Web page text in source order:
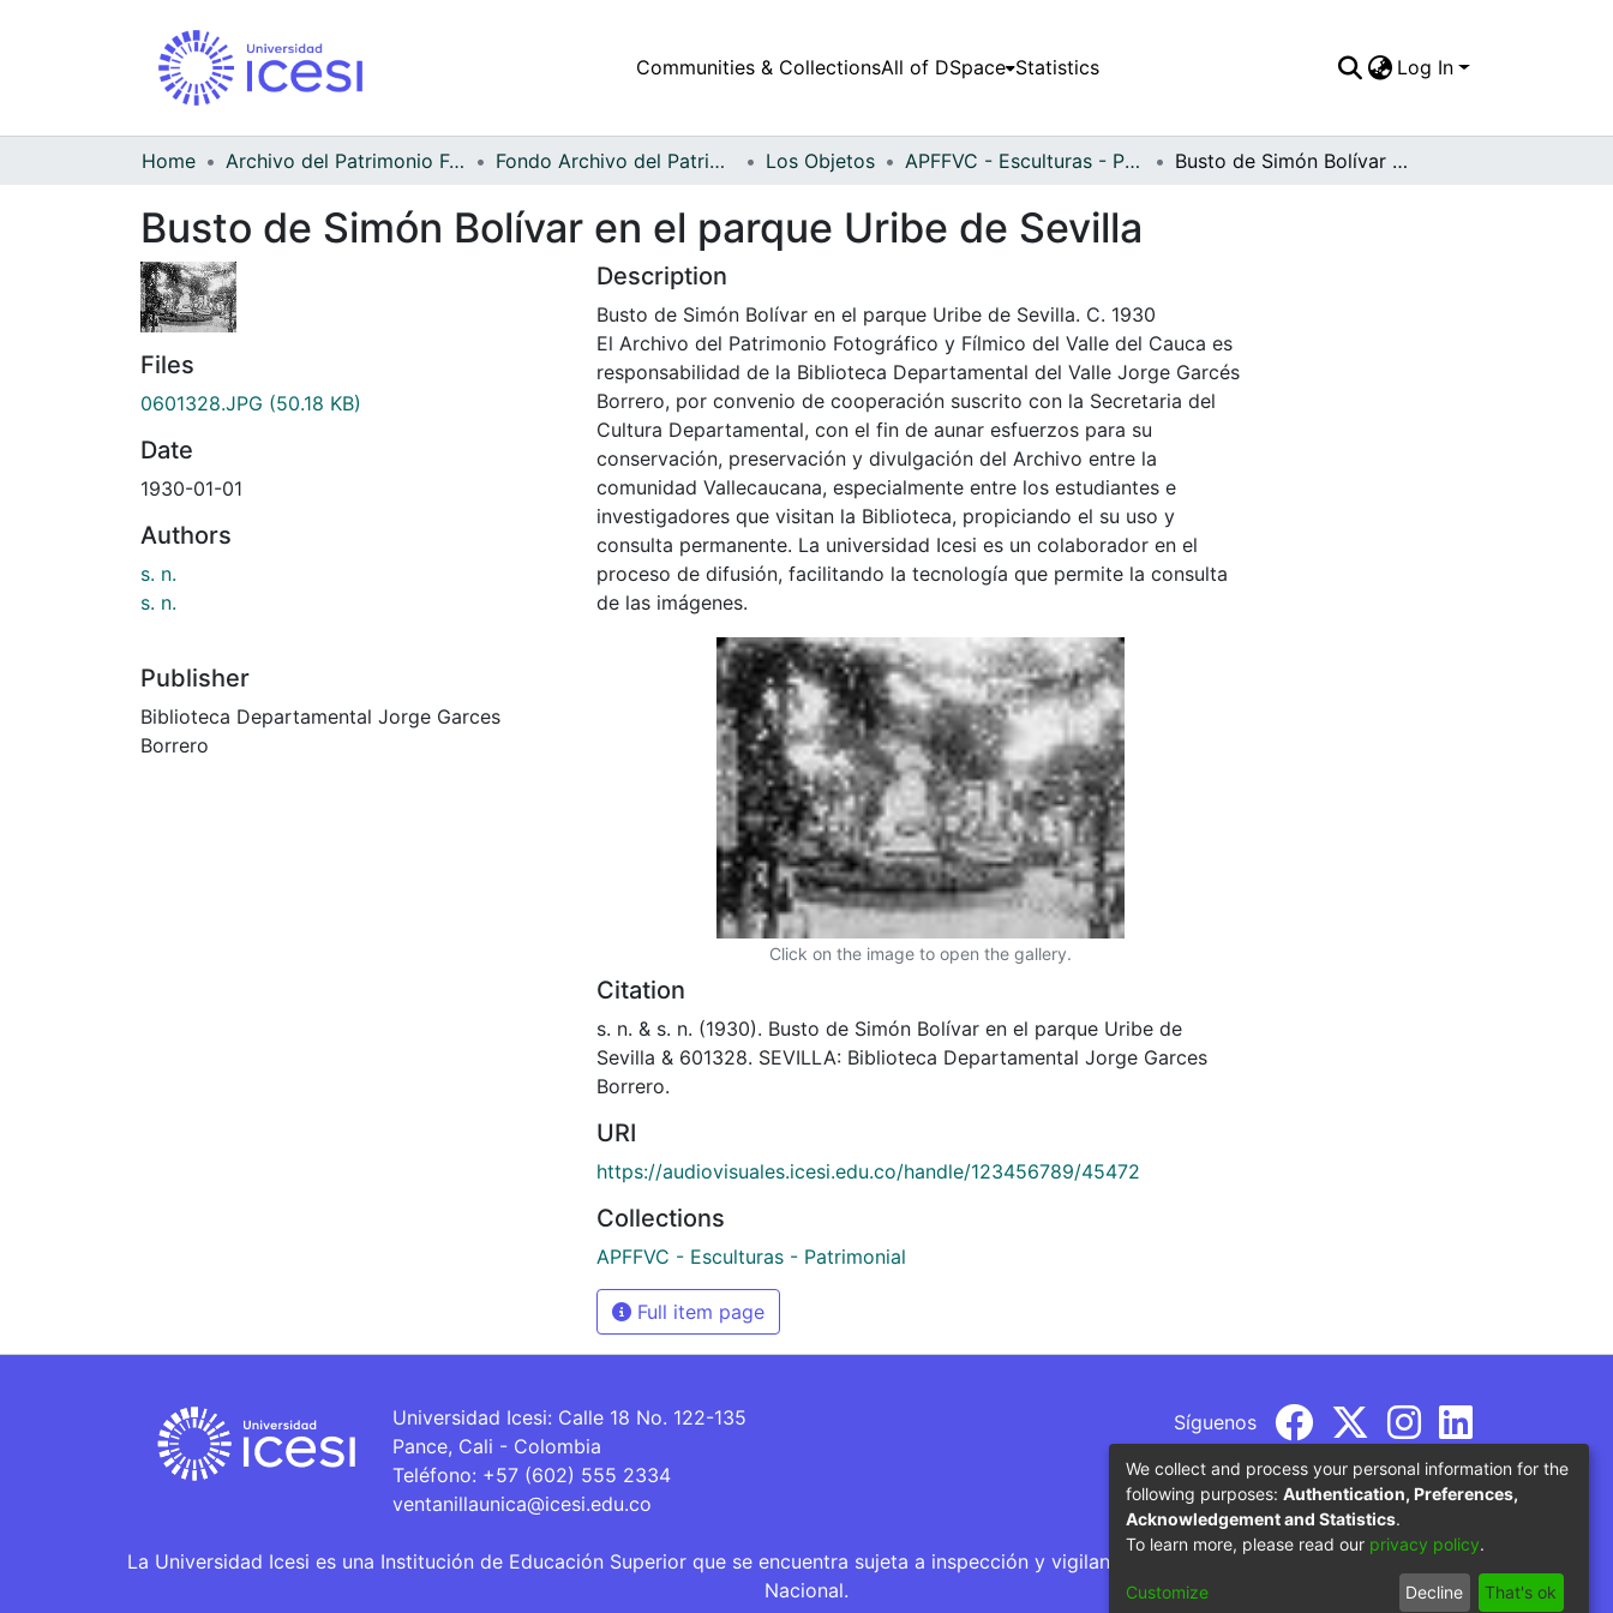
Communities & CollectionsAll of DSpace Statistics Log In
Home Archivo del Patrimonio Fotográfico y Fílmico del Valle del Cauca Fondo Archivo del Patrimonio Fotográfico y Fílmico del Valle del Cauca Los Objetos APFFVC - Esculturas - Patrimonial Busto de Simón Bolívar en el parque Uribe de Sevilla
Busto de Simón Bolívar en el parque Uribe de Sevilla
Files
0601328.JPG (50.18 KB)
Date
1930-01-01
Authors
s. n.
s. n.
Publisher
Biblioteca Departamental Jorge Garces
Borrero
Description
Busto de Simón Bolívar en el parque Uribe de Sevilla. C. 1930
El Archivo del Patrimonio Fotográfico y Fílmico del Valle del Cauca es
responsabilidad de la Biblioteca Departamental del Valle Jorge Garcés
Borrero, por convenio de cooperación suscrito con la Secretaria del
Cultura Departamental, con el fin de aunar esfuerzos para su
conservación, preservación y divulgación del Archivo entre la
comunidad Vallecaucana, especialmente entre los estudiantes e
investigadores que visitan la Biblioteca, propiciando el su uso y
consulta permanente. La universidad Icesi es un colaborador en el
proceso de difusión, facilitando la tecnología que permite la consulta
de las imágenes.
Click on the image to open the gallery.
Citation
s. n. & s. n. (1930). Busto de Simón Bolívar en el parque Uribe de
Sevilla & 601328. SEVILLA: Biblioteca Departamental Jorge Garces
Borrero.
URI
https://audiovisuales.icesi.edu.co/handle/123456789/45472
Collections
APFFVC - Esculturas - Patrimonial
Full item page
Universidad Icesi: Calle 18 No. 122-135
Pance, Cali - Colombia
Teléfono: +57 (602) 555 2334
ventanillaunica@icesi.edu.co
Síguenos
La Universidad Icesi es una Institución de Educación Superior que se encuentra sujeta a inspección y vigilancia por parte del Ministerio de Educación
Nacional.
We collect and process your personal information for the
following purposes: Authentication, Preferences,
Acknowledgement and Statistics.
To learn more, please read our privacy policy.
Customize Decline That's ok